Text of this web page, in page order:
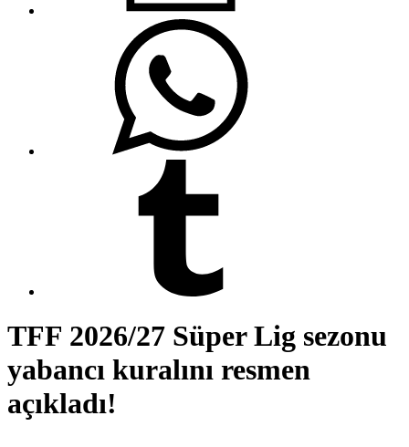
TFF 2026/27 Süper Lig sezonu
yabancı kuralını resmen
açıkladı!